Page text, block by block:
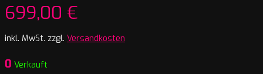
699,00 €
inkl. MwSt. zzgl. Versandkosten
0 Verkauft